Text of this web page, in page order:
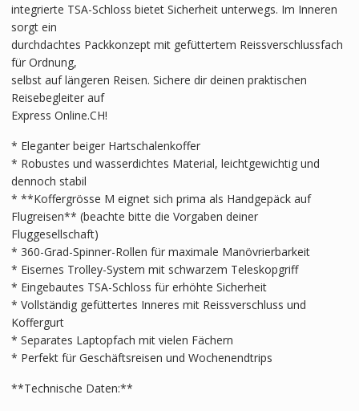
integrierte TSA-Schloss bietet Sicherheit unterwegs. Im Inneren
sorgt ein
durchdachtes Packkonzept mit gefüttertem Reissverschlussfach
für Ordnung,
selbst auf längeren Reisen. Sichere dir deinen praktischen
Reisebegleiter auf
Express Online.CH!
* Eleganter beiger Hartschalenkoffer
* Robustes und wasserdichtes Material, leichtgewichtig und
dennoch stabil
* **Koffergrösse M eignet sich prima als Handgepäck auf
Flugreisen** (beachte bitte die Vorgaben deiner
Fluggesellschaft)
* 360-Grad-Spinner-Rollen für maximale Manövrierbarkeit
* Eisernes Trolley-System mit schwarzem Teleskopgriff
* Eingebautes TSA-Schloss für erhöhte Sicherheit
* Vollständig gefüttertes Inneres mit Reissverschluss und
Koffergurt
* Separates Laptopfach mit vielen Fächern
* Perfekt für Geschäftsreisen und Wochenendtrips
**Technische Daten:**